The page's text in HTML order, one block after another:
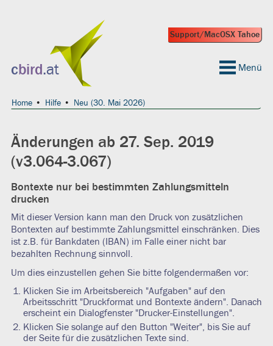
Support/MacOSX Tahoe
cbird.at Menü
Home Hilfe Neu (30. Mai 2026)
Änderungen ab 27. Sep. 2019
(v3.064-3.067)
Bontexte nur bei bestimmten Zahlungsmitteln
drucken
Mit dieser Version kann man den Druck von zusätzlichen
Bontexten auf bestimmte Zahlungsmittel einschränken. Dies
ist z.B. für Bankdaten (IBAN) im Falle einer nicht bar
bezahlten Rechnung sinnvoll.
Um dies einzustellen gehen Sie bitte folgendermaßen vor:
Klicken Sie im Arbeitsbereich "Aufgaben" auf den
Arbeitsschritt "Druckformat und Bontexte ändern". Danach
erscheint ein Dialogfenster "Drucker-Einstellungen".
Klicken Sie solange auf den Button "Weiter", bis Sie auf
der Seite für die zusätzlichen Texte sind.